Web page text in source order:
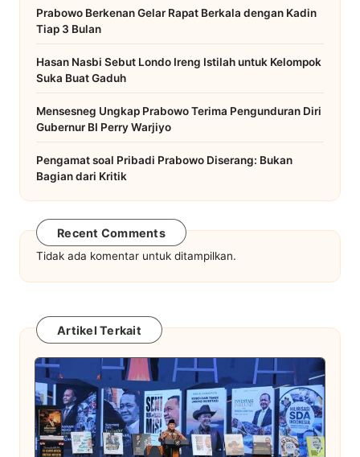
Prabowo Berkenan Gelar Rapat Berkala dengan Kadin
Tiap 3 Bulan
Hasan Nasbi Sebut Londo Ireng Istilah untuk Kelompok
Suka Buat Gaduh
Mensesneg Ungkap Prabowo Terima Pengunduran Diri
Gubernur BI Perry Warjiyo
Pengamat soal Pribadi Prabowo Diserang: Bukan
Bagian dari Kritik
Recent Comments
Tidak ada komentar untuk ditampilkan.
Artikel Terkait